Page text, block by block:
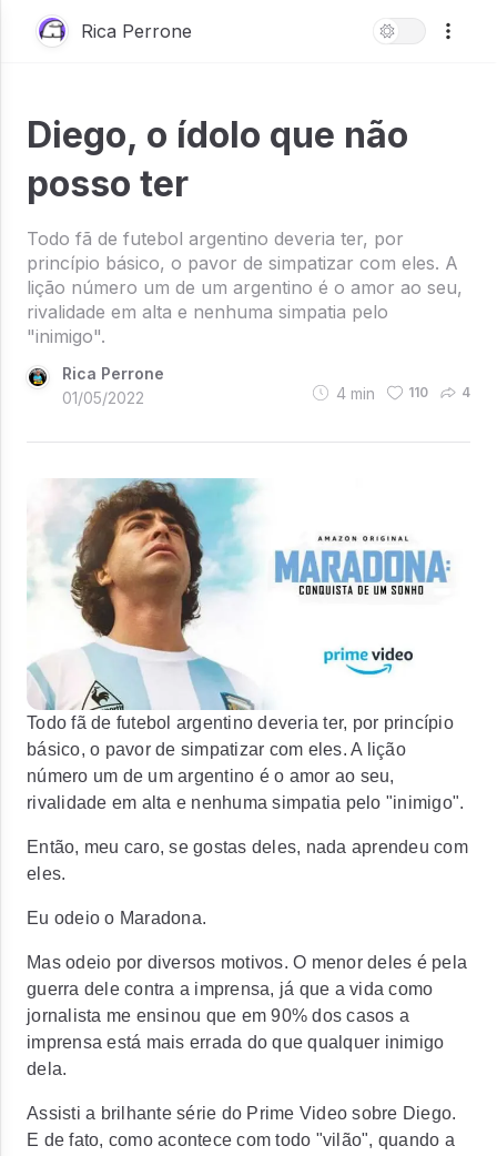
Rica Perrone
Diego, o ídolo que não
posso ter
Todo fã de futebol argentino deveria ter, por
princípio básico, o pavor de simpatizar com eles. A
lição número um de um argentino é o amor ao seu,
rivalidade em alta e nenhuma simpatia pelo
"inimigo".
Rica Perrone
01/05/2022
4 min 110 4
Todo fã de futebol argentino deveria ter, por princípio
básico, o pavor de simpatizar com eles. A lição
número um de um argentino é o amor ao seu,
rivalidade em alta e nenhuma simpatia pelo "inimigo".
Então, meu caro, se gostas deles, nada aprendeu com
eles.
Eu odeio o Maradona.
Mas odeio por diversos motivos. O menor deles é pela
guerra dele contra a imprensa, já que a vida como
jornalista me ensinou que em 90% dos casos a
imprensa está mais errada do que qualquer inimigo
dela.
Assisti a brilhante série do Prime Video sobre Diego.
E de fato, como acontece com todo "vilão", quando a